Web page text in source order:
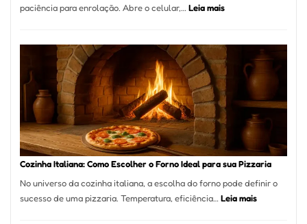
paciência para enrolação. Abre o celular,… Leia mais:
Encontrar
um
Bom
Lugar
para
Comer?
Este
Portal
Resolver
Isso
Cozinha Italiana: Como Escolher o Forno Ideal para sua Pizzaria
No universo da cozinha italiana, a escolha do forno pode definir o
sucesso de uma pizzaria. Temperatura, eficiência…Leia mais: